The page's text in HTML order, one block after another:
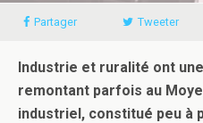
Partager Tweeter
Industrie et ruralité ont
remontant parfois au
industriel, constitué peu à